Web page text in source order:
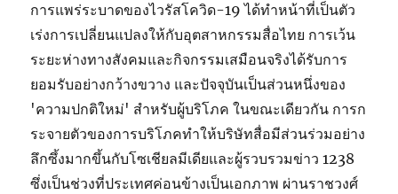
การแพร่ระบาดของไวรัสโควิด-19 ได้ทำหน้าที่เป็นตัว
เร่งการเปลี่ยนแปลงให้กับอุตสาหกรรมสื่อไทย การเว้น
ระยะห่างทางสังคมและกิจกรรมเสมือนจริงได้รับการ
ยอมรับอย่างกว้างขวาง และปัจจุบันเป็นส่วนหนึ่งของ
'ความปกติใหม่' สำหรับผู้บริโภค ในขณะเดียวกัน การก
ระจายตัวของการบริโภคทำให้บริษัทสื่อมีส่วนร่วมอย่าง
ลึกซึ้งมากขึ้นกับโซเชียลมีเดียและผู้รวบรวมข่าว 1238
ซึ่งเป็นช่วงที่ประเทศค่อนข้างเป็นเอกภาพ ผ่านราชวงศ์